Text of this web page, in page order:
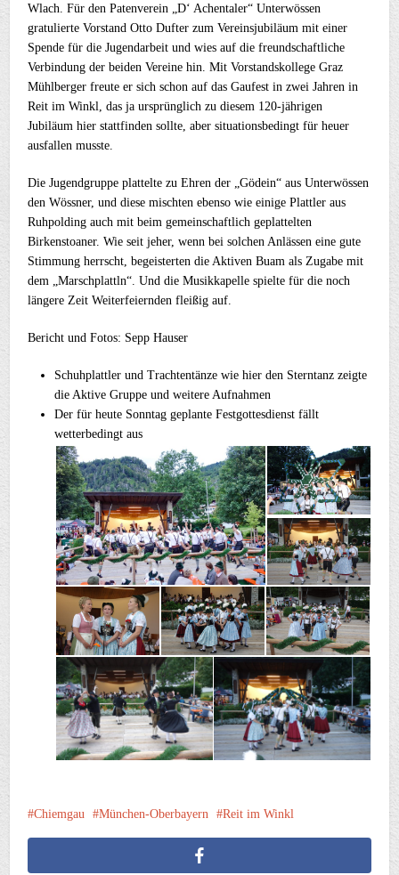
Wlach. Für den Patenverein „D‘ Achentaler“ Unterwössen
gratulierte Vorstand Otto Dufter zum Vereinsjubiläum mit einer
Spende für die Jugendarbeit und wies auf die freundschaftliche
Verbindung der beiden Vereine hin. Mit Vorstandskollege Graz
Mühlberger freute er sich schon auf das Gaufest in zwei Jahren in
Reit im Winkl, das ja ursprünglich zu diesem 120-jährigen
Jubiläum hier stattfinden sollte, aber situationsbedingt für heuer
ausfallen musste.
Die Jugendgruppe plattelte zu Ehren der „Gödein“ aus Unterwössen
den Wössner, und diese mischten ebenso wie einige Plattler aus
Ruhpolding auch mit beim gemeinschaftlich geplattelten
Birkenstoaner. Wie seit jeher, wenn bei solchen Anlässen eine gute
Stimmung herrscht, begeisterten die Aktiven Buam als Zugabe mit
dem „Marschplattln“. Und die Musikkapelle spielte für die noch
längere Zeit Weiterfeiernden fleißig auf.
Bericht und Fotos: Sepp Hauser
Schuhplattler und Trachtentänze wie hier den Sterntanz zeigte
die Aktive Gruppe und weitere Aufnahmen
Der für heute Sonntag geplante Festgottesdienst fällt
wetterbedingt aus
Chiemgau München-Oberbayern Reit im Winkl